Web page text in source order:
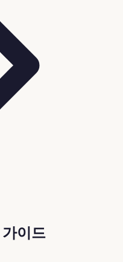
이드